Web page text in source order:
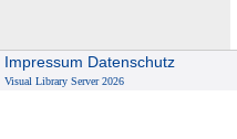
Impressum Datenschutz
Visual Library Server 2026